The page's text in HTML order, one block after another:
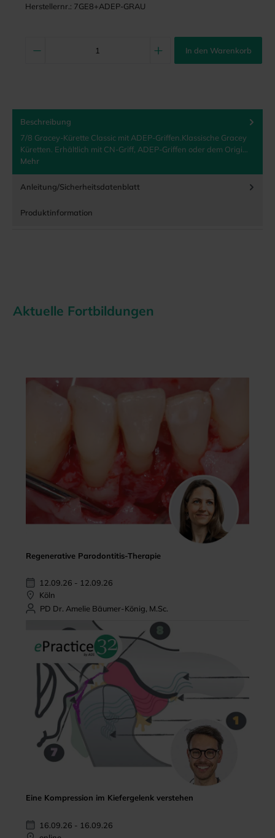
Herstellernr.: 7GE8+ADEP-GRAU
In den Warenkorb
Beschreibung
7/8 Gracey-Kürette Classic mit ADEP-Griffen.Klassische Gracey
Küretten. Erhältlich mit CN-Griff, ADEP-Griffen oder dem Origi…
Mehr
Anleitung/Sicherheitsdatenblatt
Produktinformation
Aktuelle Fortbildungen
Regenerative Parodontitis-Therapie
12.09.26 - 12.09.26
Köln
PD Dr. Amelie Bäumer-König, M.Sc.
Eine Kompression im Kiefergelenk verstehen
16.09.26 - 16.09.26